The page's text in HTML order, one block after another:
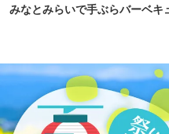
みなとみらいで手ぶらバーベ